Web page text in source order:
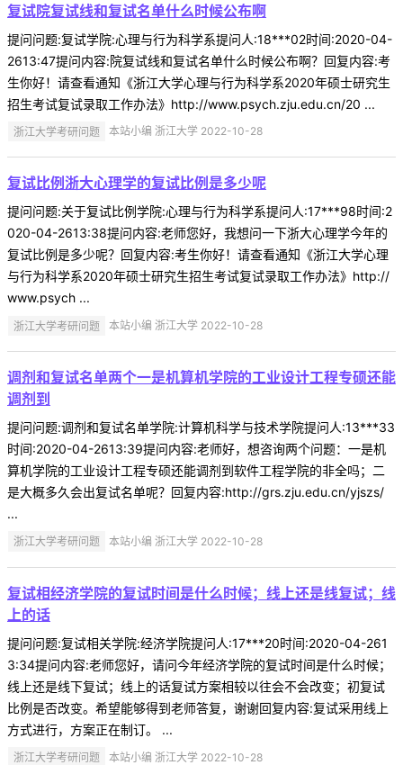
复试院复试线和复试名单什么时候公布啊
提问问题:复试学院:心理与行为科学系提问人:18***02时间:2020-04-
2613:47提问内容:院复试线和复试名单什么时候公布啊？回复内容:考
生你好！请查看通知《浙江大学心理与行为科学系2020年硕士研究生
招生考试复试录取工作办法》http://www.psych.zju.edu.cn/20 ...
浙江大学考研问题 本站小编 浙江大学 2022-10-28
复试比例浙大心理学的复试比例是多少呢
提问问题:关于复试比例学院:心理与行为科学系提问人:17***98时间:2
020-04-2613:38提问内容:老师您好，我想问一下浙大心理学今年的
复试比例是多少呢？回复内容:考生你好！请查看通知《浙江大学心理
与行为科学系2020年硕士研究生招生考试复试录取工作办法》http://
www.psych ...
浙江大学考研问题 本站小编 浙江大学 2022-10-28
调剂和复试名单两个一是机算机学院的工业设计工程专硕还能
调剂到
提问问题:调剂和复试名单学院:计算机科学与技术学院提问人:13***33
时间:2020-04-2613:39提问内容:老师好，想咨询两个问题：一是机
算机学院的工业设计工程专硕还能调剂到软件工程学院的非全吗；二
是大概多久会出复试名单呢？回复内容:http://grs.zju.edu.cn/yjszs/
...
浙江大学考研问题 本站小编 浙江大学 2022-10-28
复试相经济学院的复试时间是什么时候；线上还是线复试；线
上的话
提问问题:复试相关学院:经济学院提问人:17***20时间:2020-04-261
3:34提问内容:老师您好，请问今年经济学院的复试时间是什么时候；
线上还是线下复试；线上的话复试方案相较以往会不会改变；初复试
比例是否改变。希望能够得到老师答复，谢谢回复内容:复试采用线上
方式进行，方案正在制订。 ...
浙江大学考研问题 本站小编 浙江大学 2022-10-28